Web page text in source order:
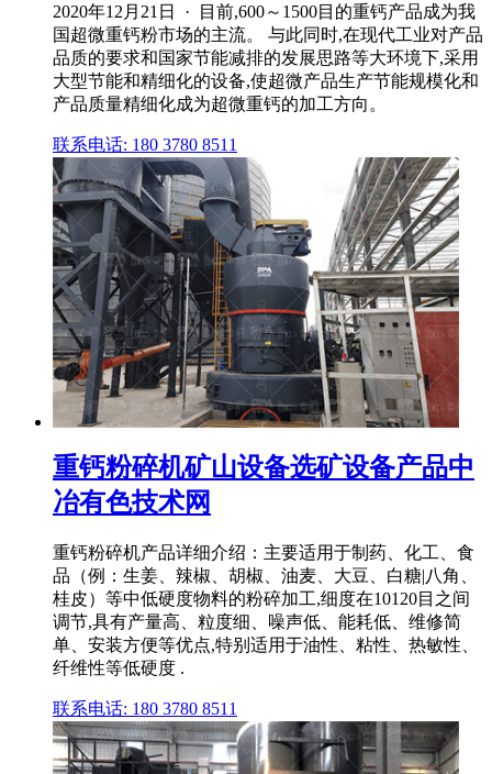
2020年12月21日 · 目前,600～1500目的重钙产品成为我
国超微重钙粉市场的主流。 与此同时,在现代工业对产品
品质的要求和国家节能减排的发展思路等大环境下,采用
大型节能和精细化的设备,使超微产品生产节能规模化和
产品质量精细化成为超微重钙的加工方向。
联系电话: 180 3780 8511
重钙粉碎机矿山设备选矿设备产品中
冶有色技术网
重钙粉碎机产品详细介绍：主要适用于制药、化工、食
品（例：生姜、辣椒、胡椒、油麦、大豆、白糖|八角、
桂皮）等中低硬度物料的粉碎加工,细度在10120目之间
调节,具有产量高、粒度细、噪声低、能耗低、维修简
单、安装方便等优点,特别适用于油性、粘性、热敏性、
纤维性等低硬度 .
联系电话: 180 3780 8511